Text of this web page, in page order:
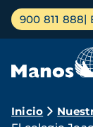
Pasar
contenido
Menú
principal
900 811 888
Ruta
Inicio